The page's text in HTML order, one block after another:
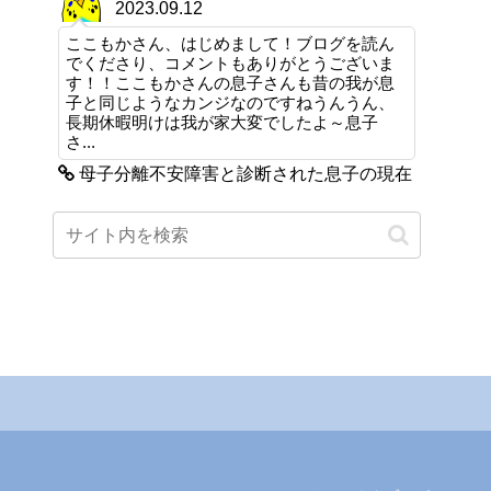
2023.09.12
ここもかさん、はじめまして！ブログを読ん
でくださり、コメントもありがとうございま
す！！ここもかさんの息子さんも昔の我が息
子と同じようなカンジなのですねうんうん、
長期休暇明けは我が家大変でしたよ～息子
さ...
母子分離不安障害と診断された息子の現在